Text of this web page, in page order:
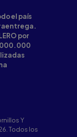
el país
por
Y
Todos los